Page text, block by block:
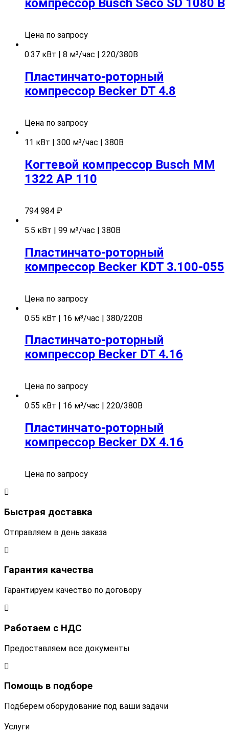
компрессор Busch Seco SD 1080 B
Цена по запросу
0.37 кВт | 8 м³/час | 220/380В
Пластинчато-роторный
компрессор Becker DT 4.8
Цена по запросу
11 кВт | 300 м³/час | 380В
Когтевой компрессор Busch MM
1322 AP 110
794 984 ₽
5.5 кВт | 99 м³/час | 380В
Пластинчато-роторный
компрессор Becker KDT 3.100-055
Цена по запросу
0.55 кВт | 16 м³/час | 380/220В
Пластинчато-роторный
компрессор Becker DT 4.16
Цена по запросу
0.55 кВт | 16 м³/час | 220/380В
Пластинчато-роторный
компрессор Becker DX 4.16
Цена по запросу
Быстрая доставка
Отправляем в день заказа
Гарантия качества
Гарантируем качество по договору
Работаем с НДС
Предоставляем все документы
Помощь в подборе
Подберем оборудование под ваши задачи
Услуги